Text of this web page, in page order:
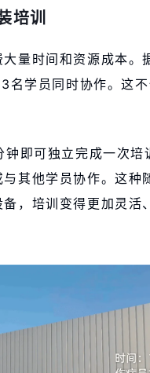
培训
量时间和资源成本。
学员同时协作。这
即可独立完成一次
其他学员协作。这种
，培训变得更加灵活